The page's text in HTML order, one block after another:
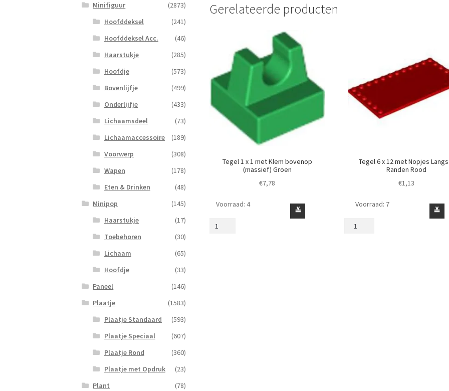
Gerelateerde producten
Tegel 1 x 1 met Klem bovenop
(massief) Groen
€7,78
Tegel
1
≚
Voorraad: 4
Tegel 6 x 12 met Nopjes
Randen Rood
€1,13
Tegel
6
≚
Voorraad: 7
Minifiguur
(2873)
Hoofddeksel
(241)
Hoofddeksel Acc.
(46)
Haarstukje
(285)
Hoofdje
(573)
Bovenlijfje
(499)
Onderlijfje
(433)
Lichaamsdeel
(73)
Lichaamaccessoire
(189)
Voorwerp
(308)
Wapen
(178)
Eten & Drinken
(48)
Minipop
(145)
Haarstukje
(17)
Toebehoren
(30)
Lichaam
(65)
Hoofdje
(33)
Paneel
(146)
Plaatje
(1583)
Plaatje Standaard
(593)
Plaatje Speciaal
(607)
Plaatje Rond
(360)
Plaatje met Opdruk
(23)
Plant
(78)